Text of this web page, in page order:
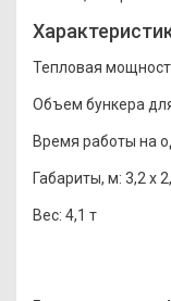
Тепловая
Объем бункера
Время работы на
Габариты, м: 3,2 x
Вес: 4,1 т